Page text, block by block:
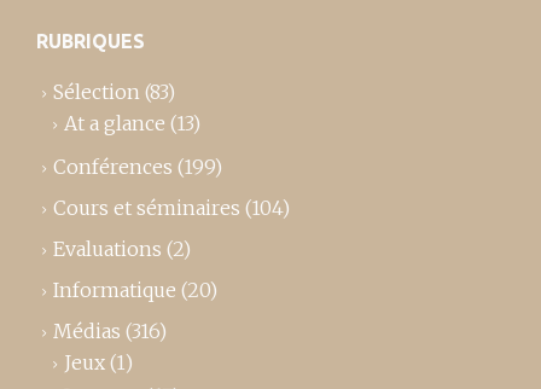
RUBRIQUES
Sélection (83)
At a glance (13)
Conférences (199)
Cours et séminaires (104)
Evaluations (2)
Informatique (20)
Médias (316)
Jeux (1)